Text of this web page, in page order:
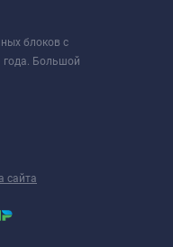
блоков с
года. Большой
сайта